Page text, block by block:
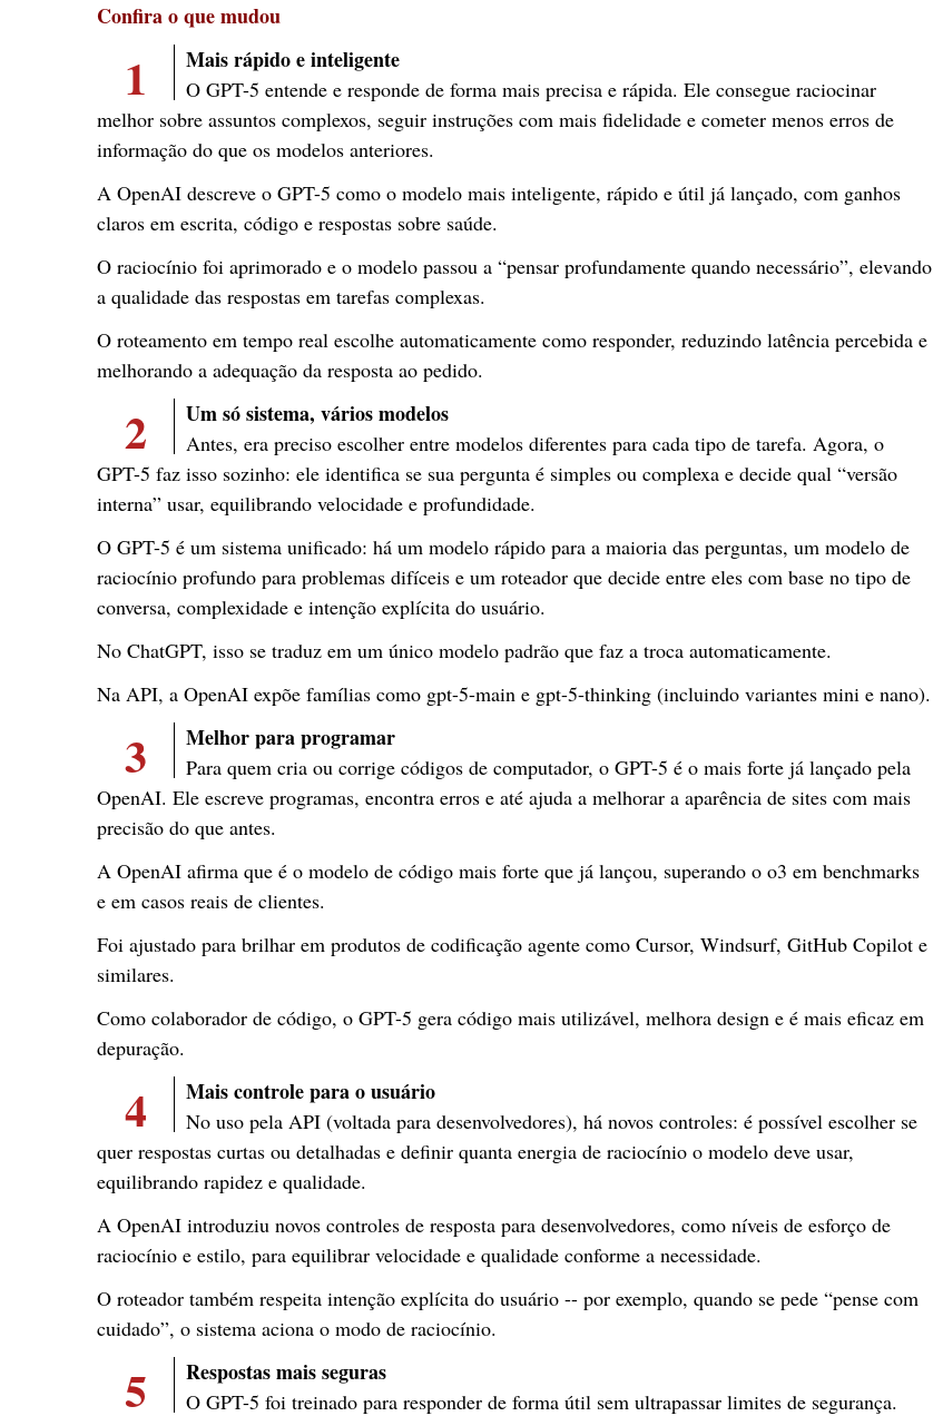
Confira o que mudou
1 Mais rápido e inteligente
O GPT-5 entende e responde de forma mais precisa e rápida. Ele consegue raciocinar
melhor sobre assuntos complexos, seguir instruções com mais fidelidade e cometer menos erros de
informação do que os modelos anteriores.
A OpenAI descreve o GPT-5 como o modelo mais inteligente, rápido e útil já lançado, com ganhos
claros em escrita, código e respostas sobre saúde.
O raciocínio foi aprimorado e o modelo passou a “pensar profundamente quando necessário”, elevando
a qualidade das respostas em tarefas complexas.
O roteamento em tempo real escolhe automaticamente como responder, reduzindo latência percebida e
melhorando a adequação da resposta ao pedido.
2 Um só sistema, vários modelos
Antes, era preciso escolher entre modelos diferentes para cada tipo de tarefa. Agora, o
GPT-5 faz isso sozinho: ele identifica se sua pergunta é simples ou complexa e decide qual “versão
interna” usar, equilibrando velocidade e profundidade.
O GPT-5 é um sistema unificado: há um modelo rápido para a maioria das perguntas, um modelo de
raciocínio profundo para problemas difíceis e um roteador que decide entre eles com base no tipo de
conversa, complexidade e intenção explícita do usuário.
No ChatGPT, isso se traduz em um único modelo padrão que faz a troca automaticamente.
Na API, a OpenAI expõe famílias como gpt-5-main e gpt-5-thinking (incluindo variantes mini e nano).
3 Melhor para programar
Para quem cria ou corrige códigos de computador, o GPT-5 é o mais forte já lançado pela
OpenAI. Ele escreve programas, encontra erros e até ajuda a melhorar a aparência de sites com mais
precisão do que antes.
A OpenAI afirma que é o modelo de código mais forte que já lançou, superando o o3 em benchmarks
e em casos reais de clientes.
Foi ajustado para brilhar em produtos de codificação agente como Cursor, Windsurf, GitHub Copilot e
similares.
Como colaborador de código, o GPT-5 gera código mais utilizável, melhora design e é mais eficaz em
depuração.
4 Mais controle para o usuário
No uso pela API (voltada para desenvolvedores), há novos controles: é possível escolher se
quer respostas curtas ou detalhadas e definir quanta energia de raciocínio o modelo deve usar,
equilibrando rapidez e qualidade.
A OpenAI introduziu novos controles de resposta para desenvolvedores, como níveis de esforço de
raciocínio e estilo, para equilibrar velocidade e qualidade conforme a necessidade.
O roteador também respeita intenção explícita do usuário -- por exemplo, quando se pede “pense com
cuidado”, o sistema aciona o modo de raciocínio.
5 Respostas mais seguras
O GPT-5 foi treinado para responder de forma útil sem ultrapassar limites de segurança.